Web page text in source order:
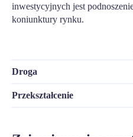
inwestycyjnych jest
koniunktury rynku.
Droga
Przekształcenie